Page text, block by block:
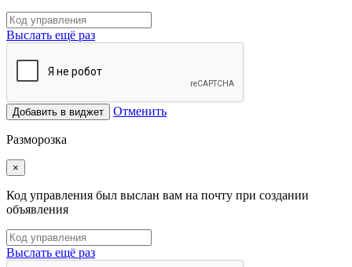
Выслать ещё раз
Добавить в виджет Отменить
Разморозка
×
Код управления был выслан вам на почту при создании
объявления
Выслать ещё раз